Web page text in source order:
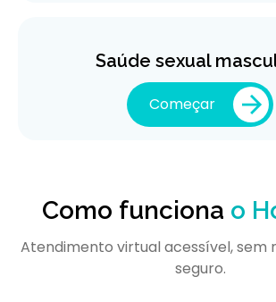
Saúde sexual
Começar
Como funciona o
Atendimento virtual acessível, sem
seguro.